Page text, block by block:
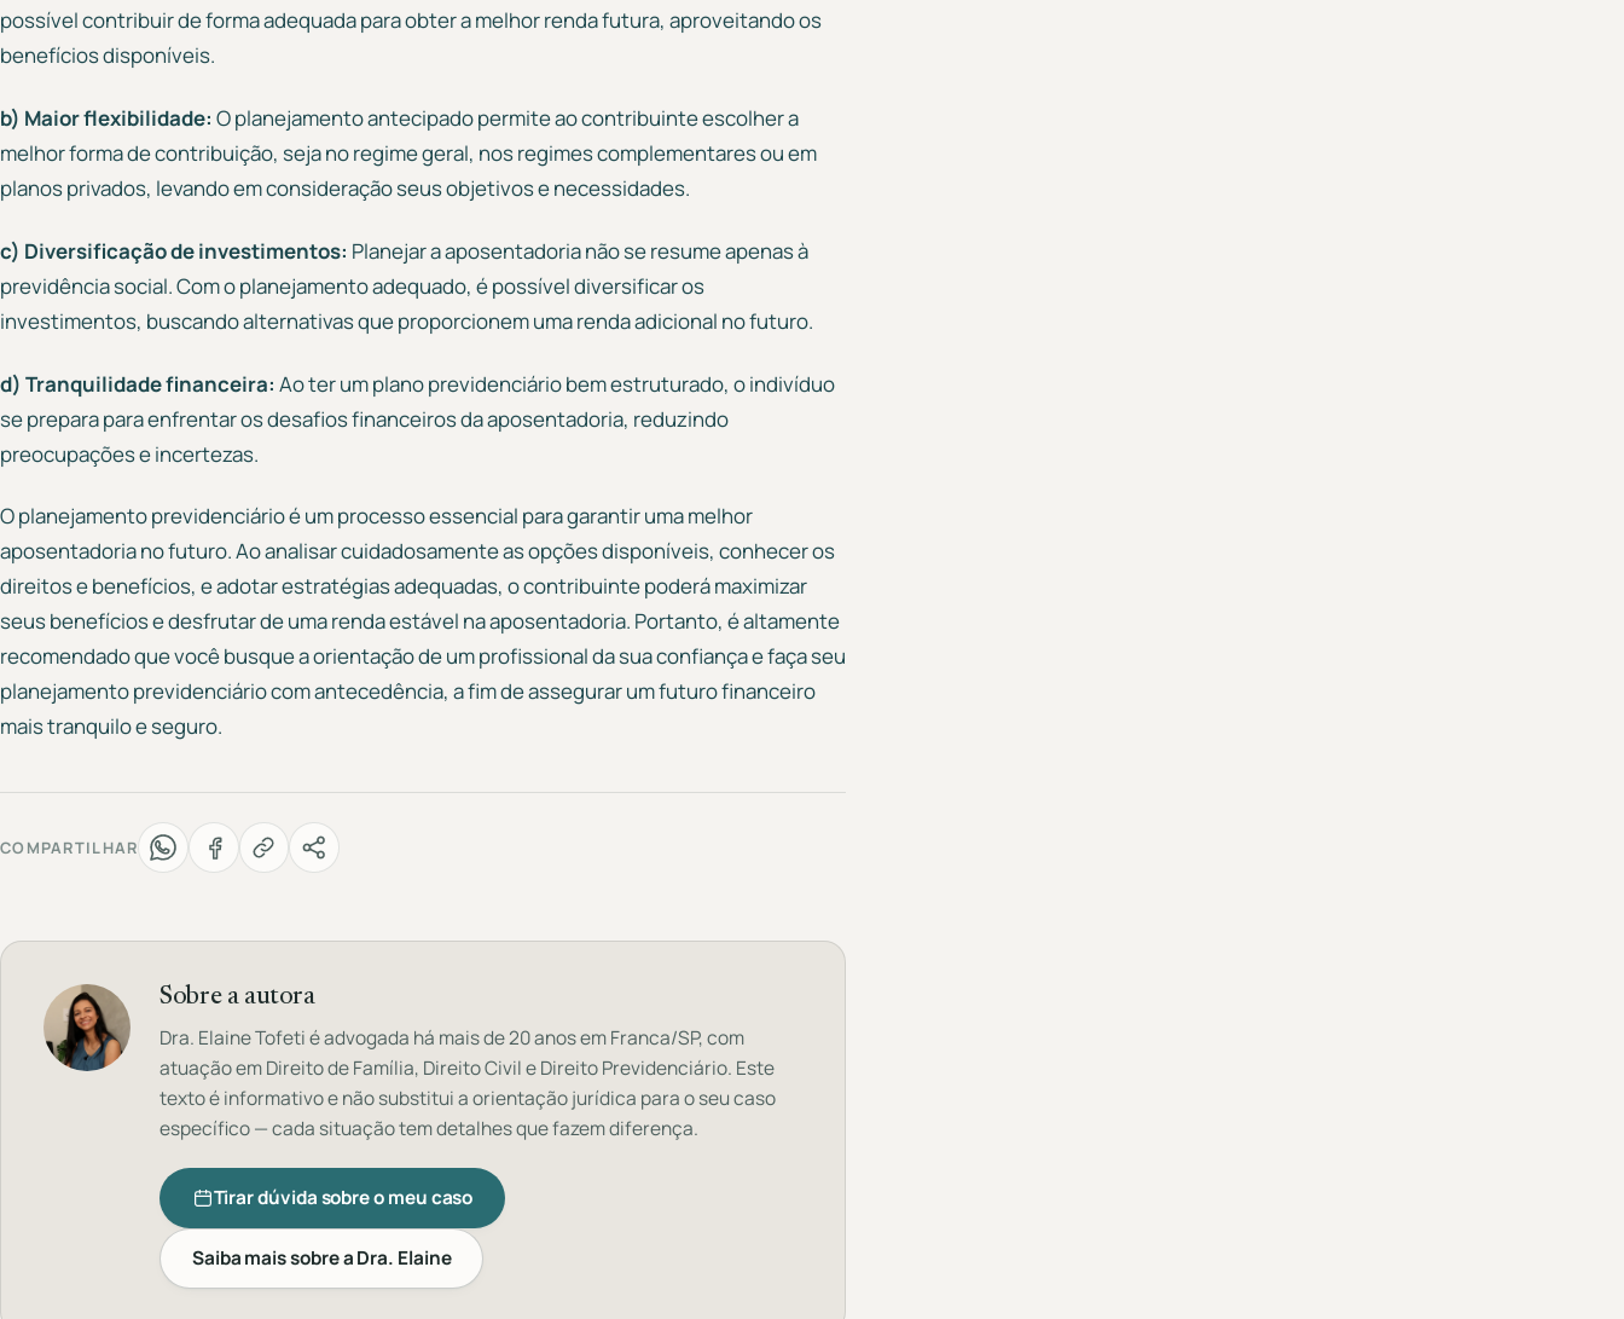
possível contribuir de forma adequada para obter a melhor renda futura, aproveitando os
benefícios disponíveis.
b) Maior flexibilidade: O planejamento antecipado permite ao contribuinte escolher a
melhor forma de contribuição, seja no regime geral, nos regimes complementares ou em
planos privados, levando em consideração seus objetivos e necessidades.
c) Diversificação de investimentos: Planejar a aposentadoria não se resume apenas à
previdência social. Com o planejamento adequado, é possível diversificar os
investimentos, buscando alternativas que proporcionem uma renda adicional no futuro.
d) Tranquilidade financeira: Ao ter um plano previdenciário bem estruturado, o indivíduo
se prepara para enfrentar os desafios financeiros da aposentadoria, reduzindo
preocupações e incertezas.
O planejamento previdenciário é um processo essencial para garantir uma melhor
aposentadoria no futuro. Ao analisar cuidadosamente as opções disponíveis, conhecer os
direitos e benefícios, e adotar estratégias adequadas, o contribuinte poderá maximizar
seus benefícios e desfrutar de uma renda estável na aposentadoria. Portanto, é altamente
recomendado que você busque a orientação de um profissional da sua confiança e faça seu
planejamento previdenciário com antecedência, a fim de assegurar um futuro financeiro
mais tranquilo e seguro.
COMPARTILHAR
Sobre a autora
Dra. Elaine Tofeti é advogada há mais de 20 anos em Franca/SP, com
atuação em Direito de Família, Direito Civil e Direito Previdenciário. Este
texto é informativo e não substitui a orientação jurídica para o seu caso
específico — cada situação tem detalhes que fazem diferença.
Tirar dúvida sobre o meu caso
Saiba mais sobre a Dra. Elaine